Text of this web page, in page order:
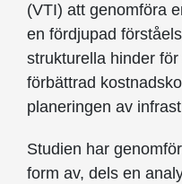
(VTI) att genomföra
en fördjupad
strukturella hinder
förbättrad
planeringen av
Studien har
form av, dels en